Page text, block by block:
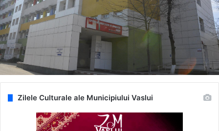
Zilele Culturale ale Municipiului Vaslui